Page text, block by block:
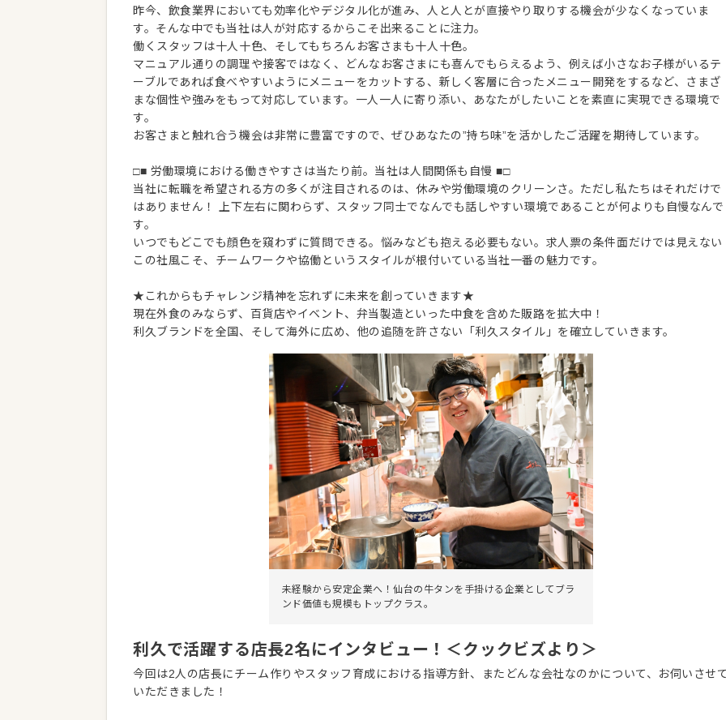
昨今、飲食業界においても効率化やデジタル化が進み、人と人とが直接やり取りする機会が少なくなっていま
す。そんな中でも当社は人が対応するからこそ出来ることに注力。
働くスタッフは十人十色、そしてもちろんお客さまも十人十色。
マニュアル通りの調理や接客ではなく、どんなお客さまにも喜んでもらえるよう、例えば小さなお子様がいるテ
ーブルであれば食べやすいようにメニューをカットする、新しく客層に合ったメニュー開発をするなど、さまざ
まな個性や強みをもって対応しています。一人一人に寄り添い、あなたがしたいことを素直に実現できる環境で
す。
お客さまと触れ合う機会は非常に豊富ですので、ぜひあなたの”持ち味”を活かしたご活躍を期待しています。
□■ 労働環境における働きやすさは当たり前。当社は人間関係も自慢 ■□
当社に転職を希望される方の多くが注目されるのは、休みや労働環境のクリーンさ。ただし私たちはそれだけで
はありません！ 上下左右に関わらず、スタッフ同士でなんでも話しやすい環境であることが何よりも自慢なんで
す。
いつでもどこでも顔色を窺わずに質問できる。悩みなども抱える必要もない。求人票の条件面だけでは見えない
この社風こそ、チームワークや協働というスタイルが根付いている当社一番の魅力です。
★これからもチャレンジ精神を忘れずに未来を創っていきます★
現在外食のみならず、百貨店やイベント、弁当製造といった中食を含めた販路を拡大中！
利久ブランドを全国、そして海外に広め、他の追随を許さない「利久スタイル」を確立していきます。
未経験から安定企業へ！仙台の牛タンを手掛ける企業としてブラ
ンド価値も規模もトップクラス。
利久で活躍する店長2名にインタビュー！＜クックビズより＞
今回は2人の店長にチーム作りやスタッフ育成における指導方針、またどんな会社なのかについて、お伺いさせ
いただきました！